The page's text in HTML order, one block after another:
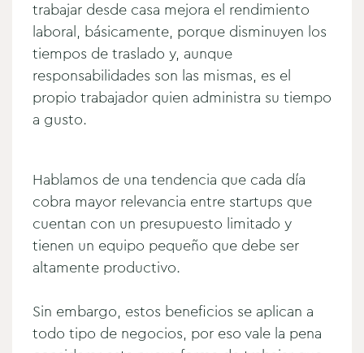
trabajar desde casa mejora el rendimiento
laboral, básicamente, porque disminuyen los
tiempos de traslado y, aunque
responsabilidades son las mismas, es el
propio trabajador quien administra su tiempo
a gusto.
Hablamos de una tendencia que cada día
cobra mayor relevancia entre startups que
cuentan con un presupuesto limitado y
tienen un equipo pequeño que debe ser
altamente productivo.
Sin embargo, estos beneficios se aplican a
todo tipo de negocios, por eso vale la pena